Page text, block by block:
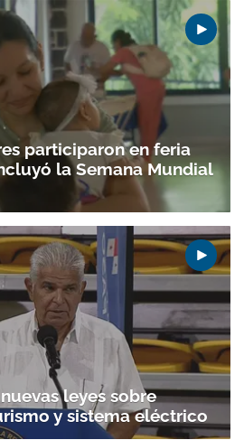
participaron en feria
la Semana Mundial
leyes sobre
y sistema eléctrico